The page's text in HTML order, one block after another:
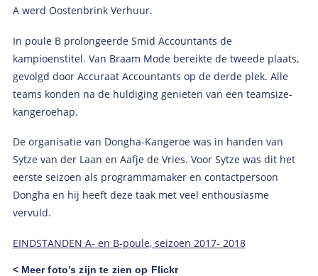
A werd Oostenbrink Verhuur.
In poule B prolongeerde Smid Accountants de
kampioenstitel. Van Braam Mode bereikte de tweede plaats,
gevolgd door Accuraat Accountants op de derde plek. Alle
teams konden na de huldiging genieten van een teamsize-
kangeroehap.
De organisatie van Dongha-Kangeroe was in handen van
Sytze van der Laan en Aafje de Vries. Voor Sytze was dit het
eerste seizoen als programmamaker en contactpersoon
Dongha en hij heeft deze taak met veel enthousiasme
vervuld.
EINDSTANDEN A- en B-poule, seizoen 2017- 2018
< Meer foto’s zijn te zien op Flickr